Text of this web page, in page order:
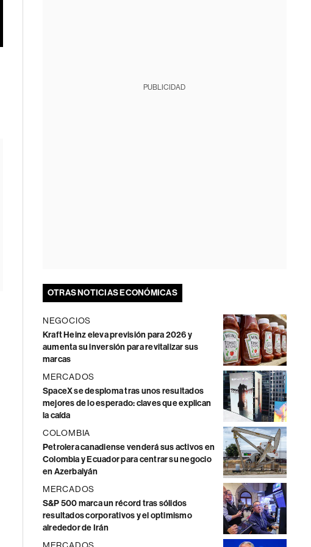
PUBLICIDAD
OTRAS NOTICIAS ECONÓMICAS
NEGOCIOS
Kraft Heinz eleva previsión para 2026 y
aumenta su inversión para revitalizar sus
marcas
MERCADOS
SpaceX se desploma tras unos resultados
mejores de lo esperado: claves que explican
la caída
COLOMBIA
Petrolera canadiense venderá sus activos en
Colombia y Ecuador para centrar su negocio
en Azerbaiyán
MERCADOS
S&P 500 marca un récord tras sólidos
resultados corporativos y el optimismo
alrededor de Irán
MERCADOS